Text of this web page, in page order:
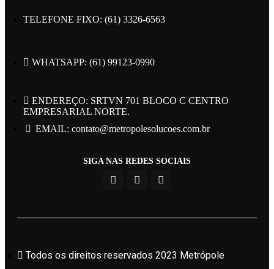
Políticas de Privacidade
TELEFONE FIXO: (61) 3326-6563
WHATSAPP: (61) 99123-0990
ENDEREÇO: SRTVN 701 BLOCO C CENTRO
EMPRESARIAL NORTE.
EMAIL: contato@metropolesolucoes.com.br
SIGA NAS REDES SOCIAIS
Todos os direitos reservados 2023 Metrópole